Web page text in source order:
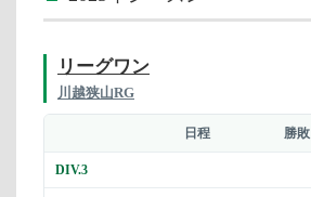
リーグワン
川越狭山RG
日程 勝敗
DIV.3